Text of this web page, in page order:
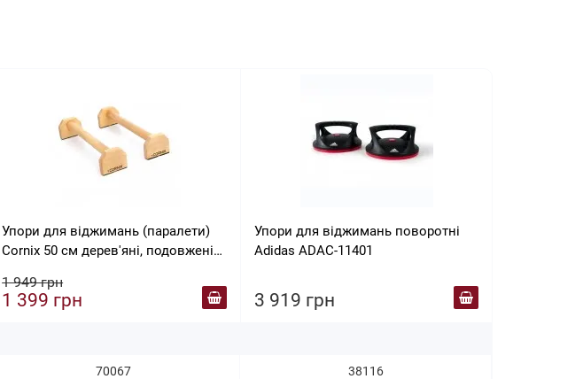
Упори для віджимань (паралети)
Cornix 50 см дерев'яні, подовжені
1 949 грн
1 399 грн
70067
Упори для віджимань поворотні
Adidas ADAC-11401
3 919 грн
38116